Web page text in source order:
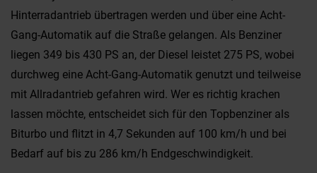
Hinterradantrieb übertragen werden und über eine Acht-
Gang-Automatik auf die Straße gelangen. Als Benziner
liegen 349 bis 430 PS an, der Diesel leistet 275 PS, wobei
durchweg eine Acht-Gang-Automatik genutzt und teilweise
mit Allradantrieb gefahren wird. Wer es richtig krachen
lassen möchte, entscheidet sich für den Topbenziner als
Biturbo und flitzt in 4,7 Sekunden auf 100 km/h und bei
Bedarf auf bis zu 286 km/h Endgeschwindigkeit.